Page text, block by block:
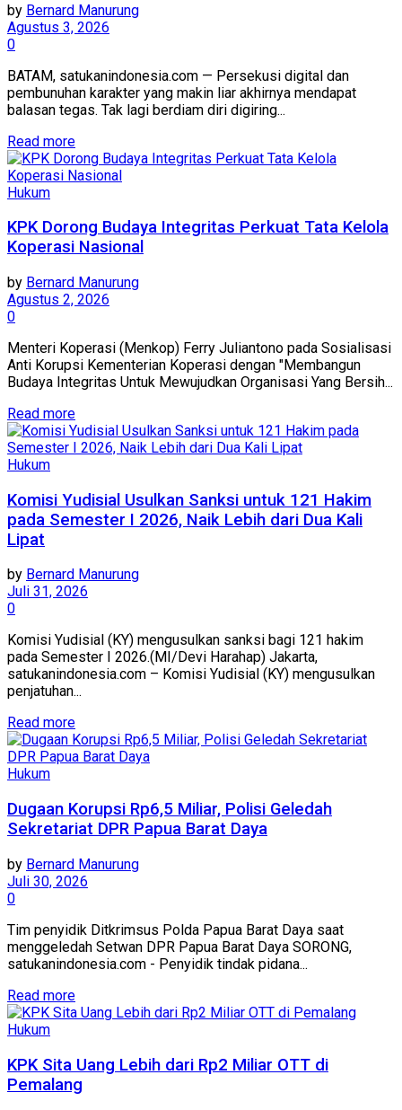
by Bernard Manurung
Agustus 3, 2026
0
BATAM, satukanindonesia.com — Persekusi digital dan
pembunuhan karakter yang makin liar akhirnya mendapat
balasan tegas. Tak lagi berdiam diri digiring...
Read more
Hukum
KPK Dorong Budaya Integritas Perkuat Tata Kelola
Koperasi Nasional
by Bernard Manurung
Agustus 2, 2026
0
Menteri Koperasi (Menkop) Ferry Juliantono pada Sosialisasi
Anti Korupsi Kementerian Koperasi dengan "Membangun
Budaya Integritas Untuk Mewujudkan Organisasi Yang Bersih...
Read more
Hukum
Komisi Yudisial Usulkan Sanksi untuk 121 Hakim
pada Semester I 2026, Naik Lebih dari Dua Kali
Lipat
by Bernard Manurung
Juli 31, 2026
0
Komisi Yudisial (KY) mengusulkan sanksi bagi 121 hakim
pada Semester I 2026.(MI/Devi Harahap) Jakarta,
satukanindonesia.com – Komisi Yudisial (KY) mengusulkan
penjatuhan...
Read more
Hukum
Dugaan Korupsi Rp6,5 Miliar, Polisi Geledah
Sekretariat DPR Papua Barat Daya
by Bernard Manurung
Juli 30, 2026
0
Tim penyidik Ditkrimsus Polda Papua Barat Daya saat
menggeledah Setwan DPR Papua Barat Daya SORONG,
satukanindonesia.com - Penyidik tindak pidana...
Read more
Hukum
KPK Sita Uang Lebih dari Rp2 Miliar OTT di
Pemalang